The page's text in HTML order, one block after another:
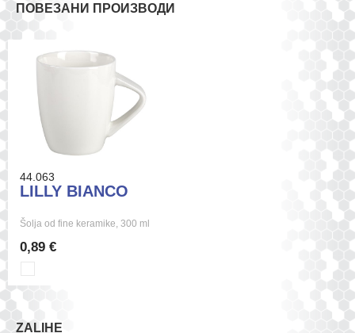
ПОВЕЗАНИ ПРОИЗВОДИ
44.063
LILLY BIANCO
Šolja od fine keramike, 300 ml
0,89 €
ZALIHE